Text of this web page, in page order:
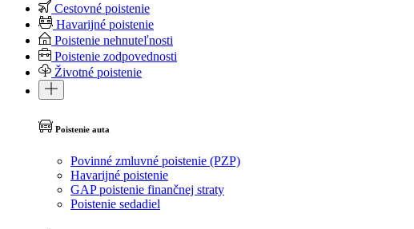
Cestovné poistenie
Havarijné poistenie
Poistenie nehnuteľnosti
Poistenie zodpovednosti
Životné poistenie
Poistenie auta
Povinné zmluvné poistenie (PZP)
Havarijné poistenie
GAP poistenie finančnej straty
Poistenie sedadiel